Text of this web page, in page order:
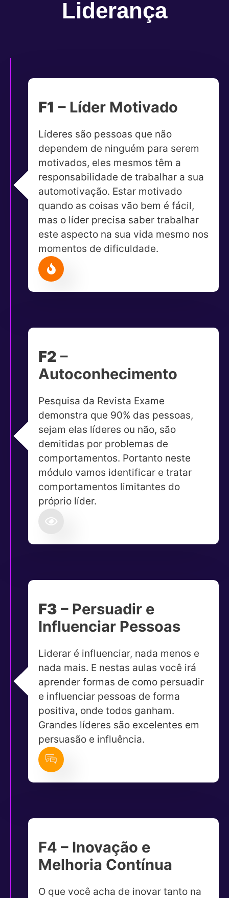
Liderança
F1 – Líder Motivado
Líderes são pessoas que não
dependem de ninguém para serem
motivados, eles mesmos têm a
responsabilidade de trabalhar a sua
automotivação. Estar motivado
quando as coisas vão bem é fácil,
mas o líder precisa saber trabalhar
este aspecto na sua vida mesmo nos
momentos de dificuldade.
F2 –
Autoconhecimento
Pesquisa da Revista Exame
demonstra que 90% das pessoas,
sejam elas líderes ou não, são
demitidas por problemas de
comportamentos. Portanto neste
módulo vamos identificar e tratar
comportamentos limitantes do
próprio líder.
F3 – Persuadir e
Influenciar Pessoas
Liderar é influenciar, nada menos e
nada mais. E nestas aulas você irá
aprender formas de como persuadir
e influenciar pessoas de forma
positiva, onde todos ganham.
Grandes líderes são excelentes em
persuasão e influência.
F4 – Inovação e
Melhoria Contínua
O que você acha de inovar tanto na